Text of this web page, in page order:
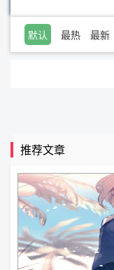
默认 最热 最新
推荐文章